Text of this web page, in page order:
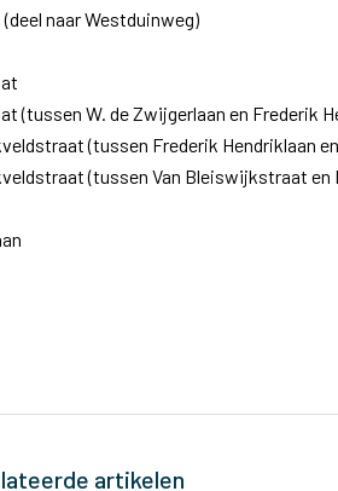
naar Westduinweg)
(tussen W. de Zwijgerlaan en Frederik
(tussen Frederik Hendriklaan
(tussen Van Bleiswijkstraat en
artikelen